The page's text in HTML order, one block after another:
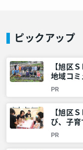
ピックアップ
【旭区
地域コ
ム」を
報 – レ
PR
【旭区
び、子
ルシェ
所情報 –
PR